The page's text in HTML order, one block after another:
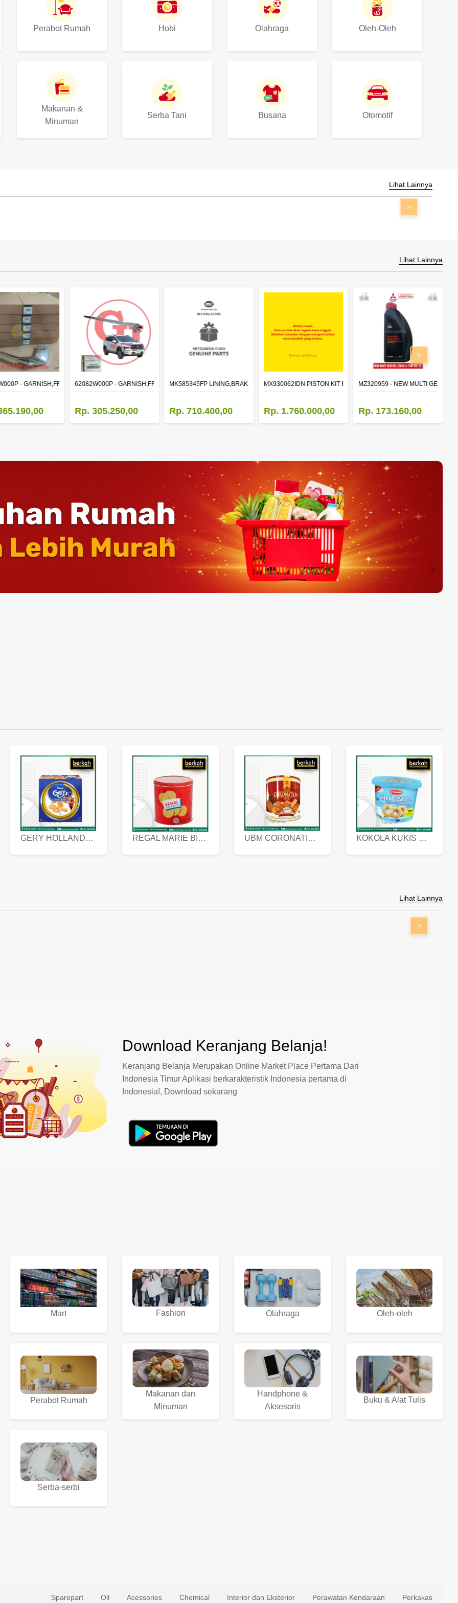
Perabot Rumah Hobi Olahraga Oleh-Oleh
Makanan &
Minuman
Serba Tani Busana Otomotif
Lihat Lainnya
>
Lihat Lainnya
- GARNISH,FR BUMPER SIDE62082W000P - GARNISH,FR BUMPER SIDE
Rp. 305.250,00
MK585345FP LINING,BRAKE 410X150 (F/A),RIVET
Rp. 710.400,00
MX930062IDN PISTON KIT EURO 4
Rp. 1.760.000,00
MZ320959 - NEW MULTI GEAR
Rp. 173.160,00
>
GERY HOLLANDA BUTTER COOKIES 450 GRAM REGAL MARIE BISCUIT KALENG 550 GRAM UBM CORONATION ASSORTED BISKUIT KALENG 450 GRAM KOKOLA KUKIS HYGIENIC MILK VANILLA PACK 320 GR
Lihat Lainnya
>
Download Keranjang Belanja!
Keranjang Belanja Merupakan Online Market Place Pertama Dari
Indonesia Timur Aplikasi berkarakteristik Indonesia pertama di
Indonesia!, Download sekarang
Mart Fashion Olahraga Oleh-oleh
Perabot Rumah
Makanan dan
Minuman
Handphone &
Aksesoris
Buku & Alat Tulis
Serba-serbi
Sparepart Oil Acessories Chemical Interior dan Eksterior Perawatan Kendaraan Perkakas